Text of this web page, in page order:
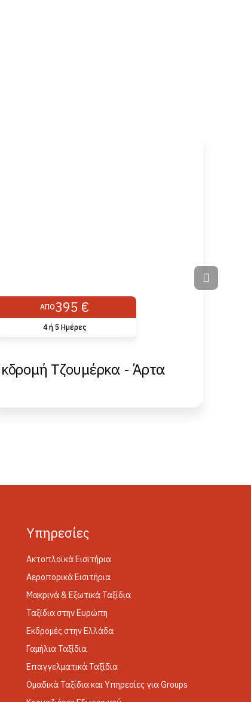
ΑΠΌ395 €
4 ή 5 Ημέρες
Τζουμέρκα - Άρτα
Yπηρεσίες
Ακτοπλοϊκά Εισιτήρια
Αεροπορικά Εισιτήρια
Μακρινά & Εξωτικά Ταξίδια
Ταξίδια στην Ευρώπη
Εκδρομές στην Ελλάδα
Γαμήλια Ταξίδια
Επαγγελματικά Ταξίδια
Ομαδικά Ταξίδια και Υπηρεσίες για Groups